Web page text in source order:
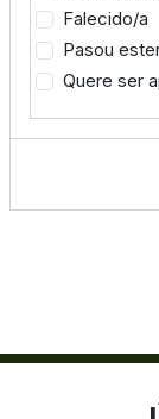
Falecido/a
Pasou
Quere ser